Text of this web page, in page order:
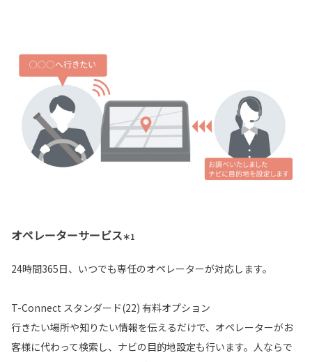
オペレーターサービス＊1
24時間365日、いつでも専任のオペレーターが対応します。
T-Connect スタンダード(22) 有料オプション
行きたい場所や知りたい情報を伝えるだけで、オペレーターがお
客様に代わって検索し、ナビの目的地設定も行います。人ならで